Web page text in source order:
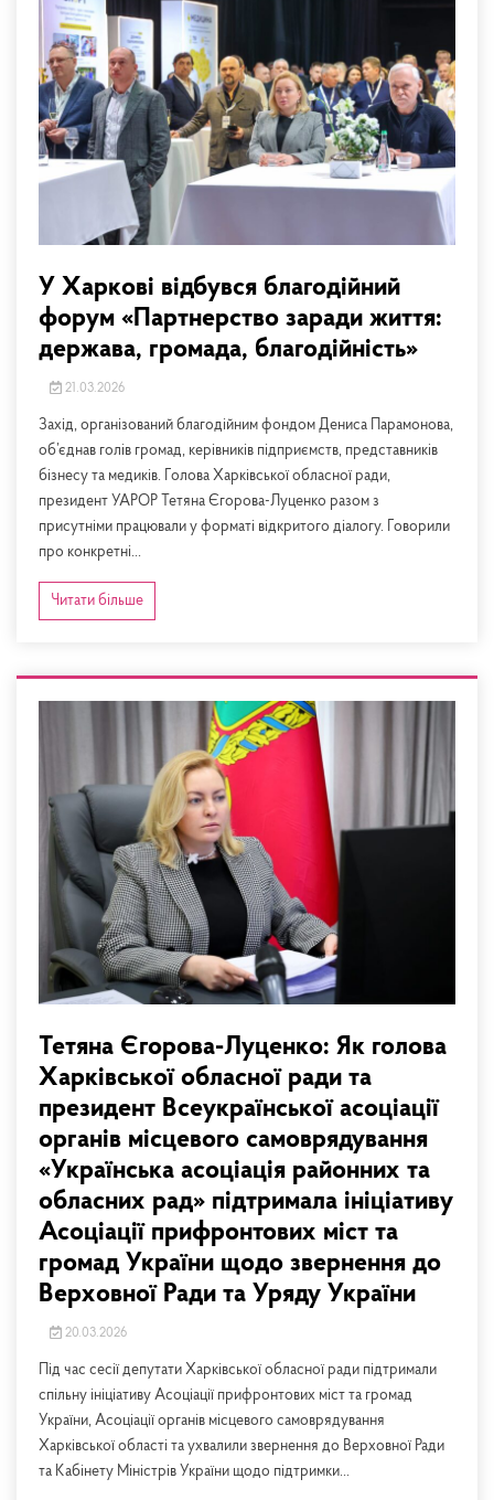
У Харкові відбувся благодійний
форум «Партнерство заради життя:
держава, громада, благодійність»
21.03.2026
Захід, організований благодійним фондом Дениса Парамонова,
об’єднав голів громад, керівників підприємств, представників
бізнесу та медиків. Голова Харківської обласної ради,
президент УАРОР Тетяна Єгорова-Луценко разом з
присутніми працювали у форматі відкритого діалогу. Говорили
про конкретні...
Читати більше
Тетяна Єгорова-Луценко: Як голова
Харківської обласної ради та
президент Всеукраїнської асоціації
органів місцевого самоврядування
«Українська асоціація районних та
обласних рад» підтримала ініціативу
Асоціації прифронтових міст та
громад України щодо звернення до
Верховної Ради та Уряду України
20.03.2026
Під час сесії депутати Харківської обласної ради підтримали
спільну ініціативу Асоціації прифронтових міст та громад
України, Асоціації органів місцевого самоврядування
Харківської області та ухвалили звернення до Верховної Ради
та Кабінету Міністрів України щодо підтримки...